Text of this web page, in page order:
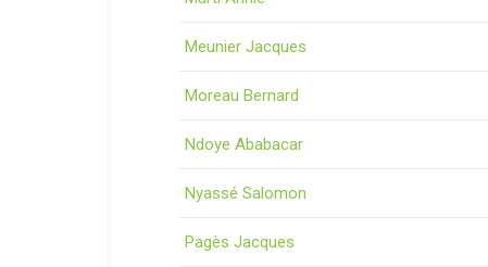
Meunier Jacques
Moreau Bernard
Ndoye Ababacar
Nyassé Salomon
Pagès Jacques